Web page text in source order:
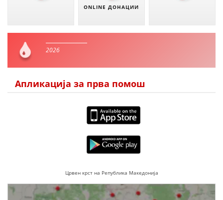
ONLINE ДОНАЦИИ
2026
Апликација за прва помош
Црвен крст на Република Македонија